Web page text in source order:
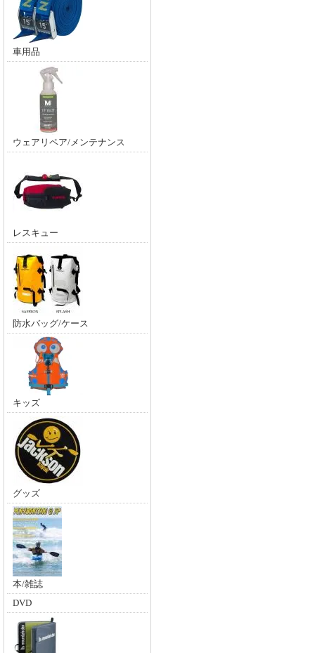
車用品
ウェアリペア/メンテナンス
レスキュー
防水バッグ/ケース
キッズ
グッズ
本/雑誌
DVD